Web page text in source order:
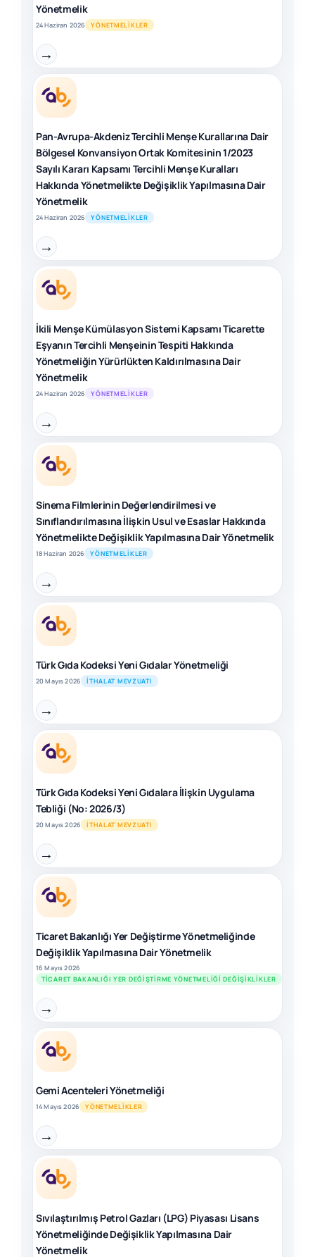
Yönetmelik
24 Haziran 2026 YÖNETMELIKLER
→
Pan-Avrupa-Akdeniz Tercihli Menşe Kurallarına Dair
Bölgesel Konvansiyon Ortak Komitesinin 1/2023
Sayılı Kararı Kapsamı Tercihli Menşe Kuralları
Hakkında Yönetmelikte Değişiklik Yapılmasına Dair
Yönetmelik
24 Haziran 2026 YÖNETMELIKLER
→
İkili Menşe Kümülasyon Sistemi Kapsamı Ticarette
Eşyanın Tercihli Menşeinin Tespiti Hakkında
Yönetmeliğin Yürürlükten Kaldırılmasına Dair
Yönetmelik
24 Haziran 2026 YÖNETMELIKLER
→
Sinema Filmlerinin Değerlendirilmesi ve
Sınıflandırılmasına İlişkin Usul ve Esaslar Hakkında
Yönetmelikte Değişiklik Yapılmasına Dair Yönetmelik
18 Haziran 2026 YÖNETMELIKLER
→
Türk Gıda Kodeksi Yeni Gıdalar Yönetmeliği
20 Mayıs 2026 İTHALAT MEVZUATI
→
Türk Gıda Kodeksi Yeni Gıdalara İlişkin Uygulama
Tebliği (No: 2026/3)
20 Mayıs 2026 İTHALAT MEVZUATI
→
Ticaret Bakanlığı Yer Değiştirme Yönetmeliğinde
Değişiklik Yapılmasına Dair Yönetmelik
16 Mayıs 2026
TICARET BAKANLIĞI YER DEĞIŞTIRME YÖNETMELIĞI DEĞIŞIKLIKLER
→
Gemi Acenteleri Yönetmeliği
14 Mayıs 2026 YÖNETMELIKLER
→
Sıvılaştırılmış Petrol Gazları (LPG) Piyasası Lisans
Yönetmeliğinde Değişiklik Yapılmasına Dair
Yönetmelik